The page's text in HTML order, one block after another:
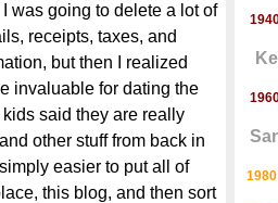
was going to delete a lot of
receipts, taxes, and
but then I realized
invaluable for dating the
said they are really
other stuff from back in
easier to put all of
this blog, and then sort
1980